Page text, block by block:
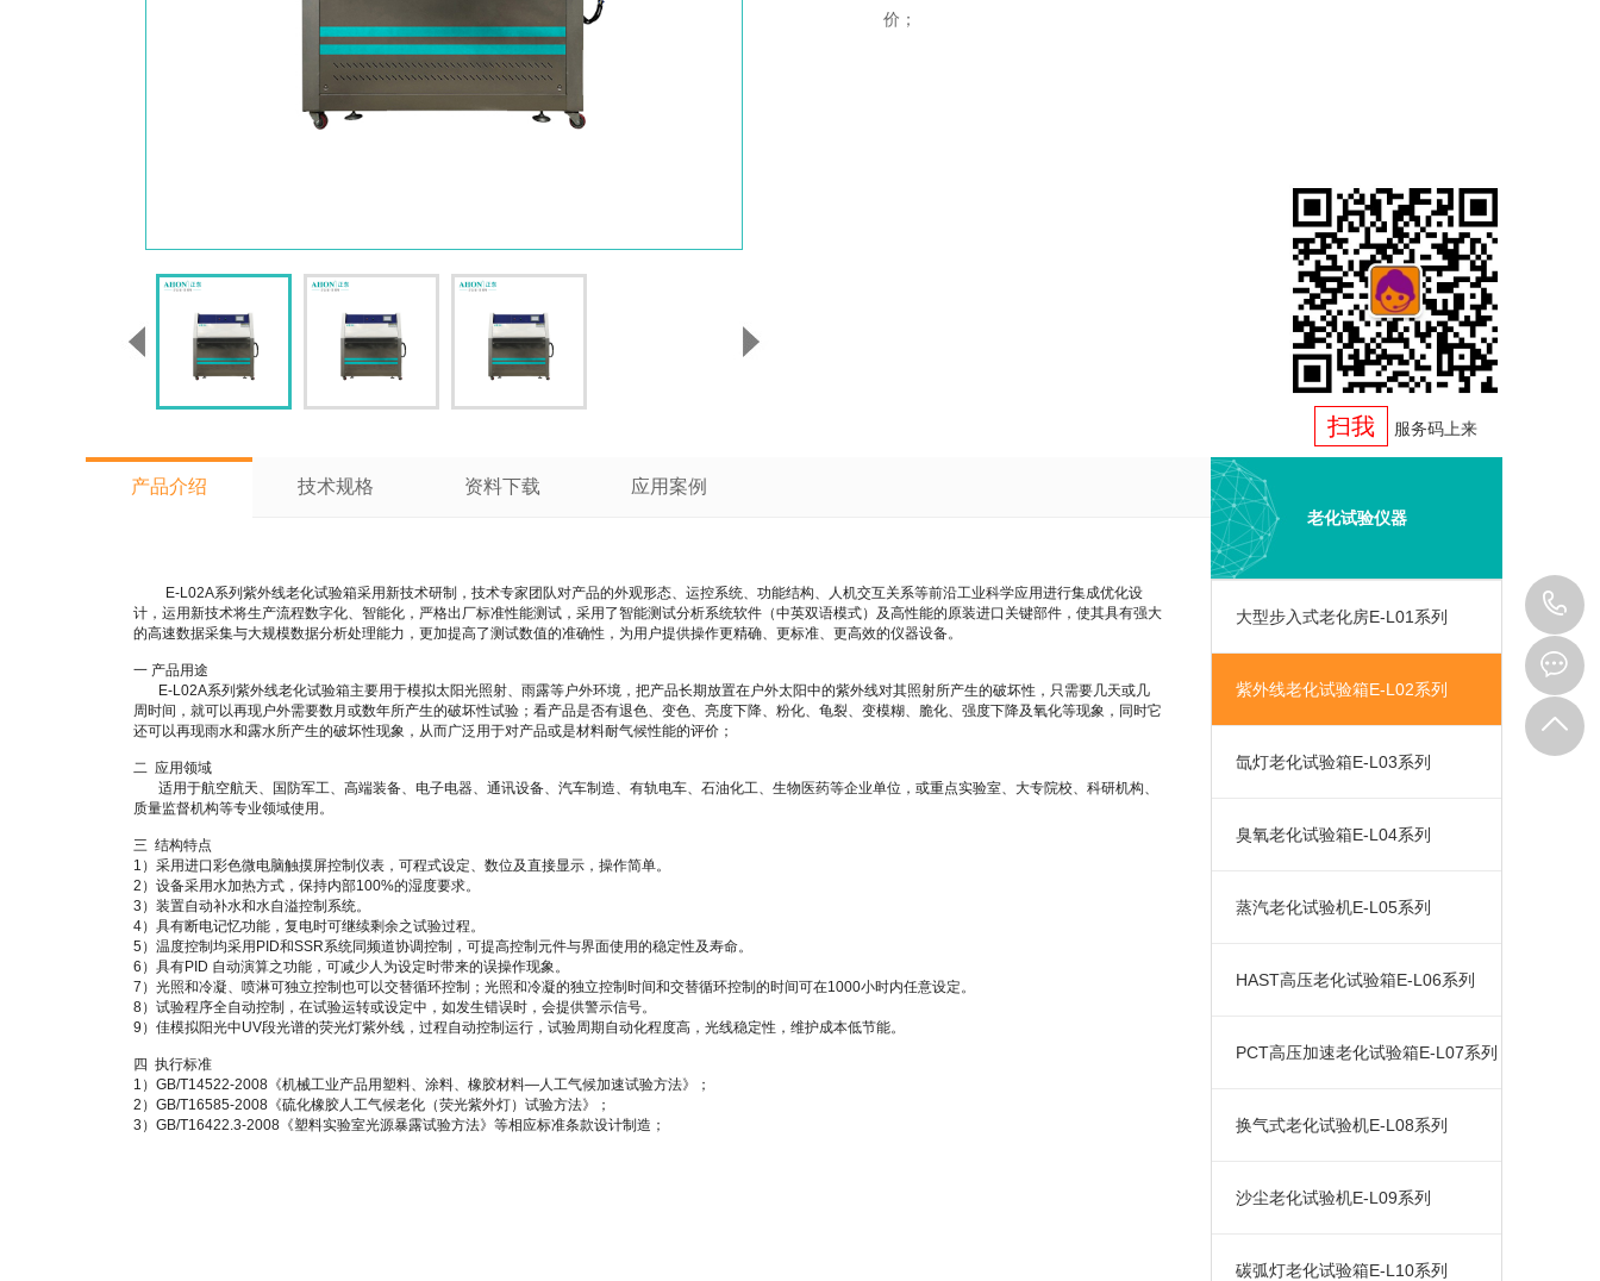
价；
扫我 服务码上来
产品介绍 技术规格 资料下载 应用案例
E-L02A系列紫外线老化试验箱采用新技术研制，技术专家团队对产品的外观形态、运控系统、功能结构、人机交互关系等前沿工业科学应用进行集成优化设
计，运用新技术将生产流程数字化、智能化，严格出厂标准性能测试，采用了智能测试分析系统软件（中英双语模式）及高性能的原装进口关键部件，使其具有强大
的高速数据采集与大规模数据分析处理能力，更加提高了测试数值的准确性，为用户提供操作更精确、更标准、更高效的仪器设备。
一 产品用途
E-L02A系列紫外线老化试验箱主要用于模拟太阳光照射、雨露等户外环境，把产品长期放置在户外太阳中的紫外线对其照射所产生的破坏性，只需要几天或几
周时间，就可以再现户外需要数月或数年所产生的破坏性试验；看产品是否有退色、变色、亮度下降、粉化、龟裂、变模糊、脆化、强度下降及氧化等现象，同时它
还可以再现雨水和露水所产生的破坏性现象，从而广泛用于对产品或是材料耐气候性能的评价；
二 应用领域
适用于航空航天、国防军工、高端装备、电子电器、通讯设备、汽车制造、有轨电车、石油化工、生物医药等企业单位，或重点实验室、大专院校、科研机构、
质量监督机构等专业领域使用。
三 结构特点
1）采用进口彩色微电脑触摸屏控制仪表，可程式设定、数位及直接显示，操作简单。
2）设备采用水加热方式，保持内部100%的湿度要求。
3）装置自动补水和水自溢控制系统。
4）具有断电记忆功能，复电时可继续剩余之试验过程。
5）温度控制均采用PID和SSR系统同频道协调控制，可提高控制元件与界面使用的稳定性及寿命。
6）具有PID 自动演算之功能，可减少人为设定时带来的误操作现象。
7）光照和冷凝、喷淋可独立控制也可以交替循环控制；光照和冷凝的独立控制时间和交替循环控制的时间可在1000小时内任意设定。
8）试验程序全自动控制，在试验运转或设定中，如发生错误时，会提供警示信号。
9）佳模拟阳光中UV段光谱的荧光灯紫外线，过程自动控制运行，试验周期自动化程度高，光线稳定性，维护成本低节能。
四 执行标准
1）GB/T14522-2008《机械工业产品用塑料、涂料、橡胶材料—人工气候加速试验方法》；
2）GB/T16585-2008《硫化橡胶人工气候老化（荧光紫外灯）试验方法》；
3）GB/T16422.3-2008《塑料实验室光源暴露试验方法》等相应标准条款设计制造；
老化试验仪器
大型步入式老化房E-L01系列
紫外线老化试验箱E-L02系列
氙灯老化试验箱E-L03系列
臭氧老化试验箱E-L04系列
蒸汽老化试验机E-L05系列
HAST高压老化试验箱E-L06系列
PCT高压加速老化试验箱E-L07系列
换气式老化试验机E-L08系列
沙尘老化试验机E-L09系列
碳弧灯老化试验箱E-L10系列
步入式高温老化房E-L01A-450
M-Z04E系列可程式冷热冲